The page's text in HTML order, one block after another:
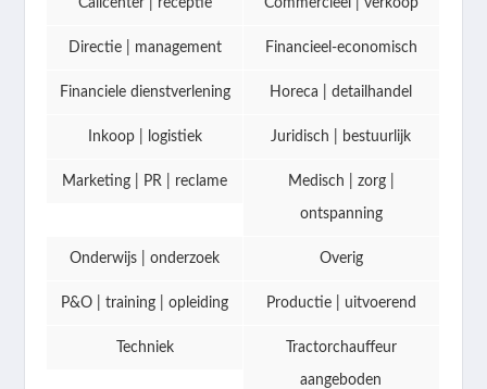
Callcenter | receptie Commercieel | verkoop
Directie | management Financieel-economisch
Financiele dienstverlening Horeca | detailhandel
Inkoop | logistiek Juridisch | bestuurlijk
Marketing | PR | reclame Medisch | zorg |
ontspanning
Onderwijs | onderzoek Overig
P&O | training | opleiding Productie | uitvoerend
Techniek Tractorchauffeur
aangeboden